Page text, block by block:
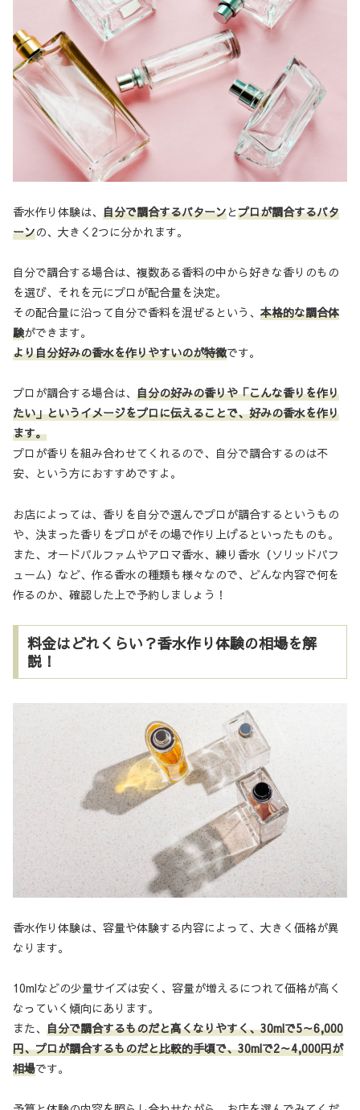
香水作り体験は、 自分で調合するパターンとプロが調合するパタ
ーンの、大きく2つに分かれます。
自分で調合する場合は、複数ある香料の中から好きな香りのもの
を選び、それを元にプロが配合量を決定。
その配合量に沿って自分で香料を混ぜるという、本格的な調合体
験ができます。
より自分好みの香水を作りやすいのが特徴です。
プロが調合する場合は、 自分の好みの香りや「こんな香りを作り
たい」というイメージをプロに伝えることで、好みの香水を作り
ます。
プロが香りを組み合わせてくれるので、自分で調合するのは不
安、という方におすすめですよ。
お店によっては、香りを自分で選んでプロが調合するというもの
や、決まった香りをプロがその場で作り上げるといったものも。
また、オードパルファムやアロマ香水、練り香水（ソリッドパフ
ューム）など、作る香水の種類も様々なので、どんな内容で何を
作るのか、確認した上で予約しましょう！
料金はどれくらい？香水作り体験の相場を解
説！
香水作り体験は、容量や体験する内容によって、大きく価格が異
なります。
10mlなどの少量サイズは安く、容量が増えるにつれて価格が高く
なっていく傾向にあります。
また、 自分で調合するものだと高くなりやすく、30mlで5～6,000
円、プロが調合するものだと比較的手頃で、30mlで2～4,000円が
相場です。